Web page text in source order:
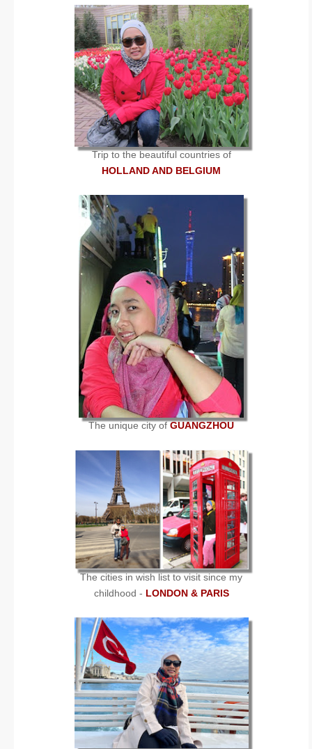
Trip to the beautiful countries of
HOLLAND AND BELGIUM
The unique city ofGUANGZHOU
The cities in wish list to visit since my
childhood - LONDON & PARIS